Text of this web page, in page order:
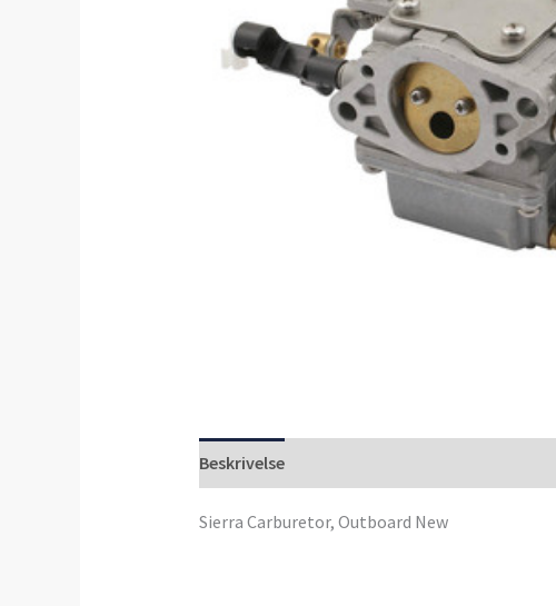
Beskrivelse
Sierra Carburetor, Outboard New